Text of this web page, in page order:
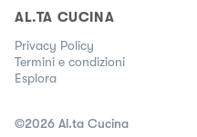
AL.TA CUCINA
Privacy Policy
Termini e condizioni
Esplora
©2026 Al.ta Cucina